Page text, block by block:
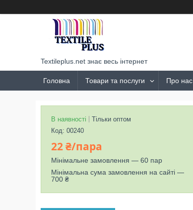
Textileplus.net знає весь інтернет
Головна Товари та послуги Про нас
В наявності
Тільки оптом
Код: 00240
22 ₴/пара
Мінімальне замовлення — 60 пар
Мінімальна сума замовлення на сайті —
700 ₴